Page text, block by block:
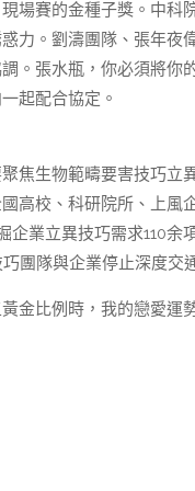
場賽的金種子獎。中
力。劉濤團隊、張年夜
。張水瓶，你必須將
起配合協定。
生物範疇要害技巧立
高校、科研院所、上
業立異技巧需求110余
團隊與企業停止深度交
金比例時，我的戀愛運